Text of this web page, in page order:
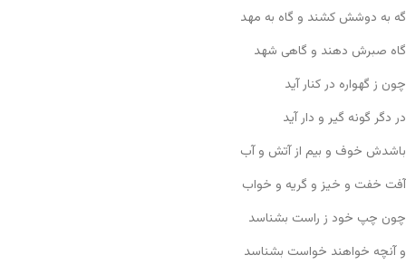
گه به دوشش کشند و گاه به مهد
گاه صبرش دهند و گاهی شهد
چون ز گهواره در کنار آید
در دگر گونه گیر و دار آید
باشدش خوف و بیم از آتش و آب
آفت خفت و خیز و گریه و خواب
چون چپ خود ز راست بشناسد
و آنچه خواهند خواست بشناسد